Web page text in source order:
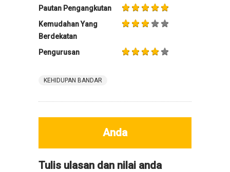
Pautan Pengangkutan
Kemudahan Yang
Berdekatan
Pengurusan
KEHIDUPAN BANDAR
Anda
Tulis ulasan dan nilai anda